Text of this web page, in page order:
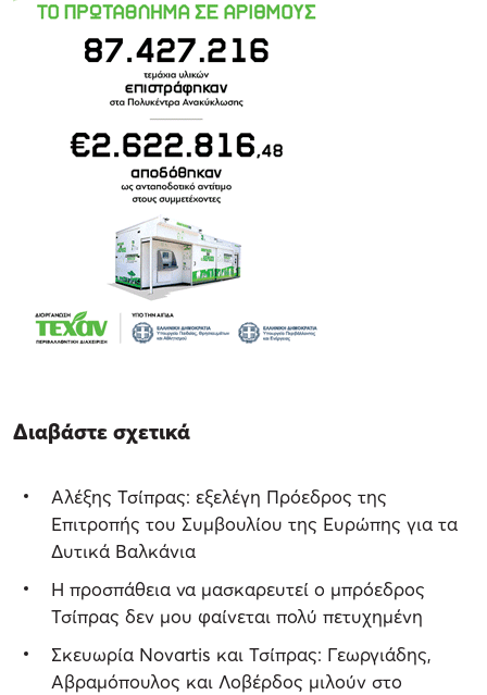
Διαβάστε σχετικά
Αλέξης Τσίπρας: εξελέγη Πρόεδρος της
Επιτροπής του Συμβουλίου της Ευρώπης για τα
Δυτικά Βαλκάνια
Η προσπάθεια να μασκαρευτεί ο μπρόεδρος
Τσίπρας δεν μου φαίνεται πολύ πετυχημένη
Σκευωρία Novartis και Τσίπρας: Γεωργιάδης,
Αβραμόπουλος και Λοβέρδος μιλούν στο